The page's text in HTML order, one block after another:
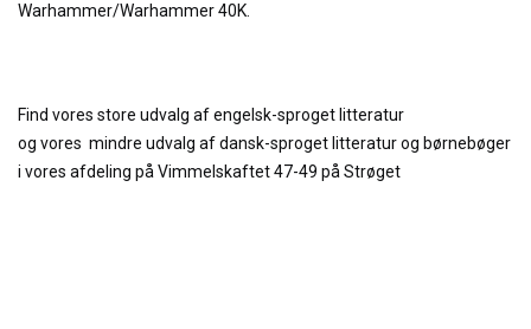
Warhammer/Warhammer 40K.
Find vores store udvalg af engelsk-sproget litteratur
og vores mindre udvalg af dansk-sproget litteratur og børnebøger
i vores afdeling på Vimmelskaftet 47-49 på Strøget